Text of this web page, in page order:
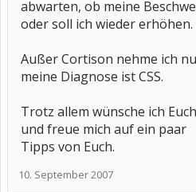
abwarten, ob meine
oder soll ich wieder erhöhen.
Außer Cortison nehme ich
meine Diagnose ist CSS.
Trotz allem wünsche ich
und freue mich auf ein paar
Tipps von Euch.
10. September 2007